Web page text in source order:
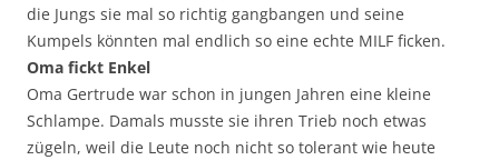
die Jungs sie mal so richtig gangbangen und seine
Kumpels könnten mal endlich so eine echte MILF ficken.
Oma fickt Enkel
Oma Gertrude war schon in jungen Jahren eine kleine
Schlampe. Damals musste sie ihren Trieb noch etwas
zügeln, weil die Leute noch nicht so tolerant wie heute